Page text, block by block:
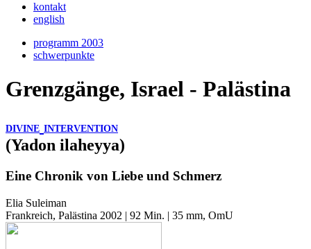
kontakt
english
programm 2003
schwerpunkte
Grenzgänge, Israel - Palästina
DIVINE INTERVENTION
(Yadon ilaheyya)
Eine Chronik von Liebe und Schmerz
Elia Suleiman
Frankreich, Palästina 2002 | 92 Min. | 35 mm, OmU